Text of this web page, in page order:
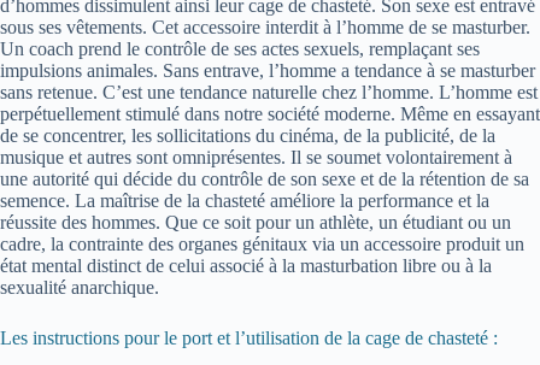
d’hommes dissimulent ainsi leur cage de chasteté. Son sexe est entravé
sous ses vêtements. Cet accessoire interdit à l’homme de se masturber.
Un coach prend le contrôle de ses actes sexuels, remplaçant ses
impulsions animales. Sans entrave, l’homme a tendance à se masturber
sans retenue. C’est une tendance naturelle chez l’homme. L’homme est
perpétuellement stimulé dans notre société moderne. Même en essayant
de se concentrer, les sollicitations du cinéma, de la publicité, de la
musique et autres sont omniprésentes. Il se soumet volontairement à
une autorité qui décide du contrôle de son sexe et de la rétention de sa
semence. La maîtrise de la chasteté améliore la performance et la
réussite des hommes. Que ce soit pour un athlète, un étudiant ou un
cadre, la contrainte des organes génitaux via un accessoire produit un
état mental distinct de celui associé à la masturbation libre ou à la
sexualité anarchique.
Les instructions pour le port et l’utilisation de la cage de chasteté :